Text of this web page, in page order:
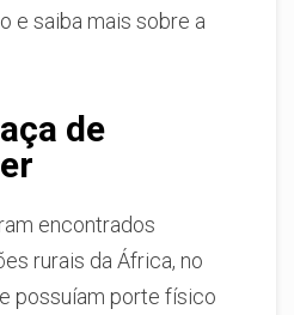
e saiba mais sobre a
de
encontrados
rurais da África, no
possuíam porte físico